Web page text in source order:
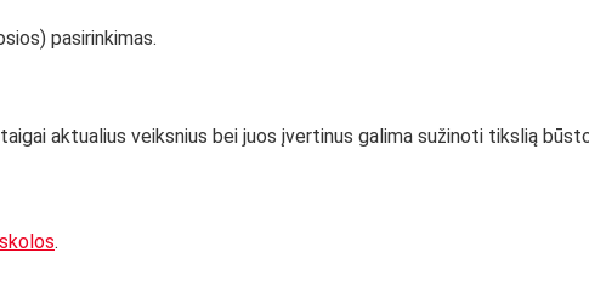
pasirinkimas.
aktualius veiksnius bei juos įvertinus galima sužinoti tikslią
.